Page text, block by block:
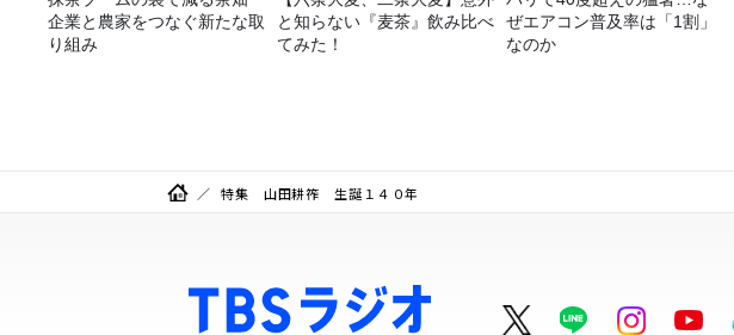
企業と農家をつなぐ新たな取
り組み
と知らない『麦茶』飲み比べ
てみた！
ぜエアコン普及率は「1割」
なのか
特集 山田耕筰 生誕１４０年